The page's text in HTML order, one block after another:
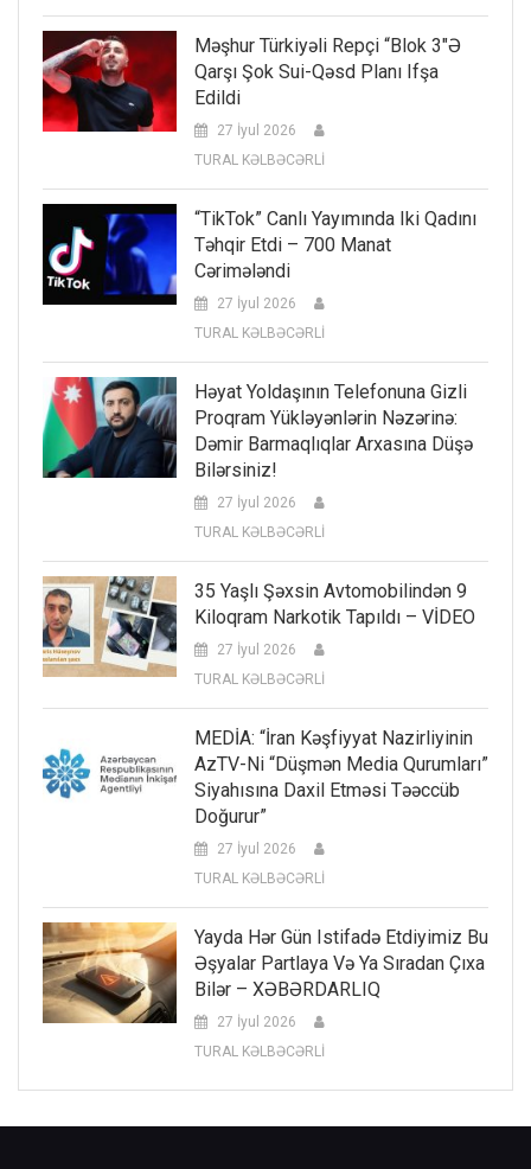
Məşhur Türkiyəli Repçi “Blok 3″ə
Qarşı Şok Sui-Qəsd Planı Ifşa
Edildi
27 İyul 2026
TURAL KƏLBƏCƏRLİ
“TikTok” Canlı Yayımında Iki Qadını
Təhqir Etdi – 700 Manat
Cərimələndi
27 İyul 2026
TURAL KƏLBƏCƏRLİ
Həyat Yoldaşının Telefonuna Gizli
Proqram Yükləyənlərin Nəzərinə:
Dəmir Barmaqlıqlar Arxasına Düşə
Bilərsiniz!
27 İyul 2026
TURAL KƏLBƏCƏRLİ
35 Yaşlı Şəxsin Avtomobilindən 9
Kiloqram Narkotik Tapıldı – VİDEO
27 İyul 2026
TURAL KƏLBƏCƏRLİ
MEDİA: “İran Kəşfiyyat Nazirliyinin
AzTV-Ni “düşmən Media Qurumları”
Siyahısına Daxil Etməsi Təəccüb
Doğurur”
27 İyul 2026
TURAL KƏLBƏCƏRLİ
Yayda Hər Gün Istifadə Etdiyimiz Bu
Əşyalar Partlaya Və Ya Sıradan Çıxa
Bilər – XƏBƏRDARLIQ
27 İyul 2026
TURAL KƏLBƏCƏRLİ